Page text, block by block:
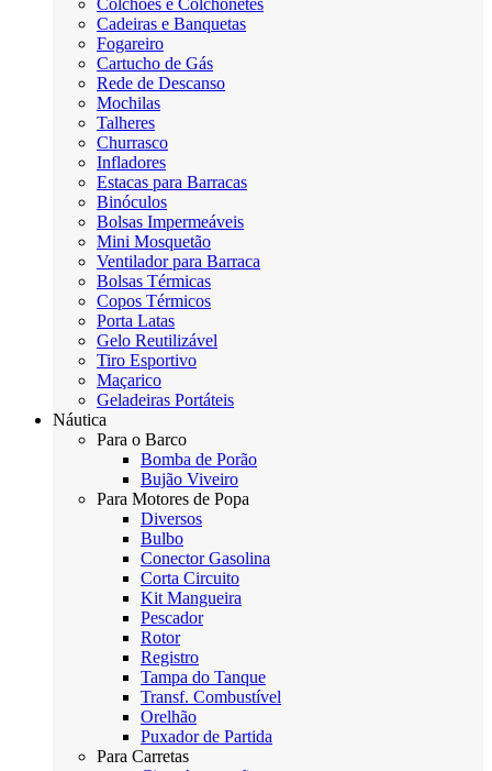
Colchões e Colchonetes
Cadeiras e Banquetas
Fogareiro
Cartucho de Gás
Rede de Descanso
Mochilas
Talheres
Churrasco
Infladores
Estacas para Barracas
Binóculos
Bolsas Impermeáveis
Mini Mosquetão
Ventilador para Barraca
Bolsas Térmicas
Copos Térmicos
Porta Latas
Gelo Reutilizável
Tiro Esportivo
Maçarico
Geladeiras Portáteis
Náutica
Para o Barco
Bomba de Porão
Bujão Viveiro
Para Motores de Popa
Diversos
Bulbo
Conector Gasolina
Corta Circuito
Kit Mangueira
Pescador
Rotor
Registro
Tampa do Tanque
Transf. Combustível
Orelhão
Puxador de Partida
Para Carretas